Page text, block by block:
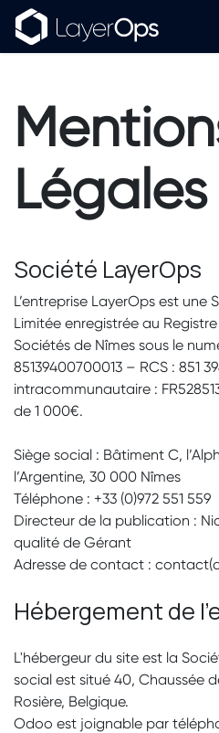
Skip to Content
Légales
Société LayerOps
L’entreprise LayerOps est une
Limitée enregistrée au
Sociétés de Nîmes sous le
85139400700013 – RCS : 851
intracommunautaire :
de 1 000€.
Siège social : Bâtiment C,
l’Argentine, 30 000 Nîmes
Téléphone : +33 (0)972 551 559
Directeur de la publication :
qualité de Gérant
Adresse de contact :
Hébergement de
L'hébergeur du site est la
social est situé 40, Chaussée
Rosière, Belgique.
Odoo est joignable par